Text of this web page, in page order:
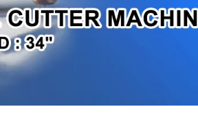
20,3 kg (44,8 lbs)